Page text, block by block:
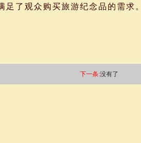
了观众购买旅游纪念品的需求。
下一条:没有了